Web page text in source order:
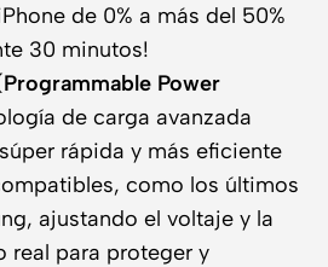
de 0% a más del 50%
30 minutos!
Power
de carga avanzada
rápida y más eficiente
como los últimos
ajustando el voltaje y la
real para proteger y